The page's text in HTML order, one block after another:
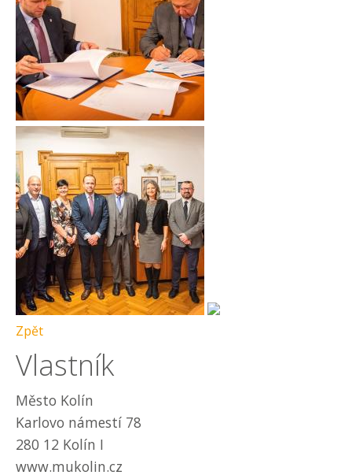
Zpět
Vlastník
Město Kolín
Karlovo námestí 78
280 12 Kolín I
www.mukolin.cz